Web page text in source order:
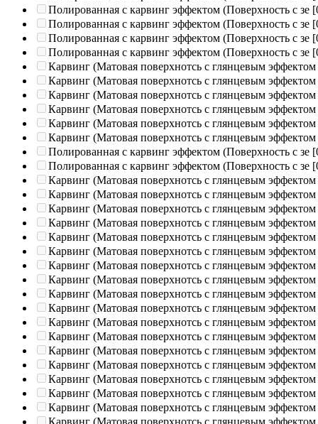
Полированная c карвинг эффектом (Поверхность с зе
Полированная c карвинг эффектом (Поверхность с зе
Полированная c карвинг эффектом (Поверхность с зе
Полированная c карвинг эффектом (Поверхность с зе
Карвинг (Матовая поверхнотсь с глянцевым эффектом
Карвинг (Матовая поверхнотсь с глянцевым эффектом
Карвинг (Матовая поверхнотсь с глянцевым эффектом
Карвинг (Матовая поверхнотсь с глянцевым эффектом
Карвинг (Матовая поверхнотсь с глянцевым эффектом
Карвинг (Матовая поверхнотсь с глянцевым эффектом
Полированная c карвинг эффектом (Поверхность с зе
Полированная c карвинг эффектом (Поверхность с зе
Карвинг (Матовая поверхнотсь с глянцевым эффектом
Карвинг (Матовая поверхнотсь с глянцевым эффектом
Карвинг (Матовая поверхнотсь с глянцевым эффектом
Карвинг (Матовая поверхнотсь с глянцевым эффектом
Карвинг (Матовая поверхнотсь с глянцевым эффектом
Карвинг (Матовая поверхнотсь с глянцевым эффектом
Карвинг (Матовая поверхнотсь с глянцевым эффектом
Карвинг (Матовая поверхнотсь с глянцевым эффектом
Карвинг (Матовая поверхнотсь с глянцевым эффектом
Карвинг (Матовая поверхнотсь с глянцевым эффектом
Карвинг (Матовая поверхнотсь с глянцевым эффектом
Карвинг (Матовая поверхнотсь с глянцевым эффектом
Карвинг (Матовая поверхнотсь с глянцевым эффектом
Карвинг (Матовая поверхнотсь с глянцевым эффектом
Карвинг (Матовая поверхнотсь с глянцевым эффектом
Карвинг (Матовая поверхнотсь с глянцевым эффектом
Карвинг (Матовая поверхнотсь с глянцевым эффектом